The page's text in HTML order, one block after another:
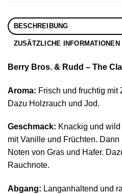
BESCHREIBUNG
ZUSÄTZLICHE INFORMATIONEN
Berry Bros. & Rudd – The
Aroma: Frisch und fruchtig mit
Dazu Holzrauch und Jod.
Geschmack: Knackig und
mit Vanille und Früchten.
Noten von Gras und Hafer.
Rauchnote.
Abgang: Langanhaltend und